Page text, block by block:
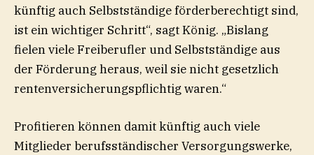
künftig auch Selbstständige förderberechtigt sind,
ist ein wichtiger Schritt“, sagt König. „Bislang
fielen viele Freiberufler und Selbstständige aus
der Förderung heraus, weil sie nicht gesetzlich
rentenversicherungspflichtig waren.“
Profitieren können damit künftig auch viele
Mitglieder berufsständischer Versorgungswerke,